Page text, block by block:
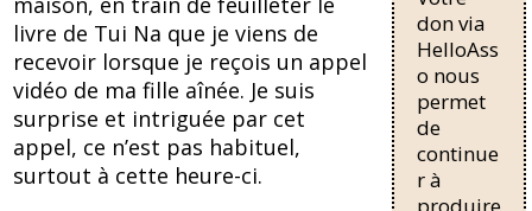
o
o
k
y
livre de Tui Na que je viens de
recevoir lorsque je reçois un appel
vidéo de ma fille aînée. Je suis
surprise et intriguée par cet
appel, ce n’est pas habituel,
surtout à cette heure-ci.
nécessaire
pour une
régularisati
on,
passant de
trois...
don via
HelloAss
o nous
permet
de
continue
r à